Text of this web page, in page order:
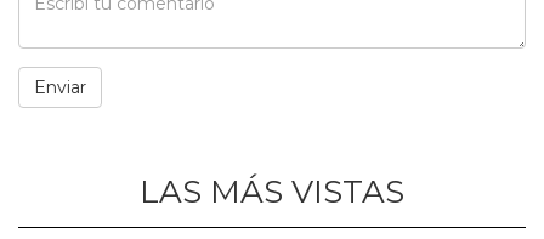
LAS MÁS VISTAS